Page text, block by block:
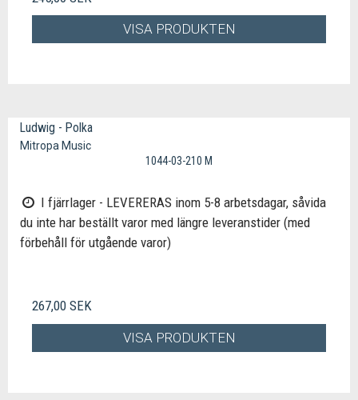
VISA PRODUKTEN
Ludwig - Polka
Mitropa Music
1044-03-210 M
I fjärrlager - LEVERERAS inom 5-8 arbetsdagar, såvida
du inte har beställt varor med längre leveranstider (med
förbehåll för utgående varor)
267,00 SEK
VISA PRODUKTEN